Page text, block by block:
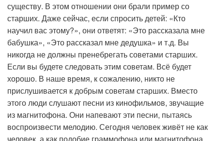
существу. В этом отношении они брали пример со
старших. Даже сейчас, если спросить детей: «Кто
научил вас этому?», они ответят: «Это рассказала мне
бабушка», «Это рассказал мне дедушка» и т.д. Вы
никогда не должны пренебрегать советами старших.
Если вы будете следовать этим советам. Всё будет
хорошо. В наше время, к сожалению, никто не
прислушивается к добрым советам старших. Вместо
этого люди слушают песни из кинофильмов, звучащие
из магнитофона. Они напевают эти песни, пытаясь
воспроизвести мелодию. Сегодня человек живёт не как